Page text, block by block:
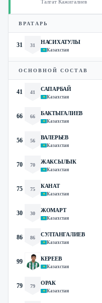
Талгат Кажигалиев
ВРАТАРЬ
31 31
НАСИХАТУЛЫ
Казахстан
ОСНОВНОЙ СОСТАВ
41 41
САПАРБАЙ
Казахстан
66 66
БАКТЫГАЛИЕВ
Казахстан
56 56
ВАЛЕРЬЕВ
Казахстан
70 70
ЖАКСЫЛЫК
Казахстан
75 75
КАНАТ
Казахстан
30 30
ЖОМАРТ
Казахстан
86 86
СУЛТАНГАЛИЕВ
Казахстан
99 КЕРЕЕВ
Казахстан
79 79
ОРАК
Казахстан